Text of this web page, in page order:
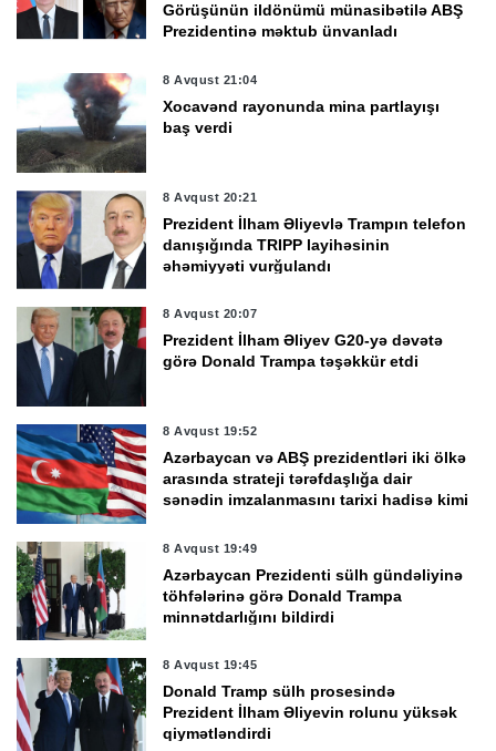
Görüşünün ildönümü münasibətilə ABŞ
Prezidentinə məktub ünvanladı
8 Avqust 21:04
Xocavənd rayonunda mina partlayışı
baş verdi
8 Avqust 20:21
Prezident İlham Əliyevlə Trampın telefon
danışığında TRIPP layihəsinin
əhəmiyyəti vurğulandı
8 Avqust 20:07
Prezident İlham Əliyev G20-yə dəvətə
görə Donald Trampa təşəkkür etdi
8 Avqust 19:52
Azərbaycan və ABŞ prezidentləri iki ölkə
arasında strateji tərəfdaşlığa dair
sənədin imzalanmasını tarixi hadisə kimi
8 Avqust 19:49
Azərbaycan Prezidenti sülh gündəliyinə
töhfələrinə görə Donald Trampa
minnətdarlığını bildirdi
8 Avqust 19:45
Donald Tramp sülh prosesində
Prezident İlham Əliyevin rolunu yüksək
qiymətləndirdi